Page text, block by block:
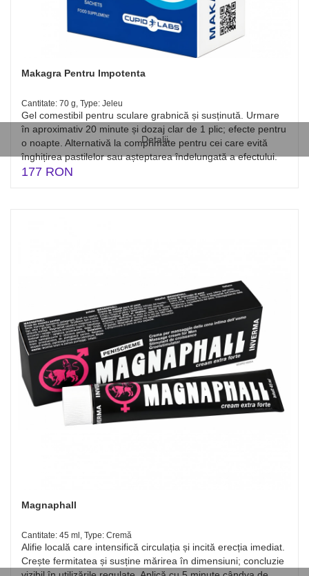
Detalii
Makagra Pentru Impotenta
Cantitate: 70 g, Type: Jeleu
Gel comestibil pentru sculare grabnică și susținută. Urmare
în aproximativ 20 minute și dozaj clar de 1 plic; efecte pentru
o noapte. Alternativă la comprimate pentru cei care evită
înghițirea pastilelor sau așteptarea îndelungată a efectului.
177 RON
Magnaphall
Cantitate: 45 ml, Type: Cremă
Alifie locală care intensifică circulația și incită erecția imediat.
Crește fermitatea și susține mărirea în dimensiuni; concluzie